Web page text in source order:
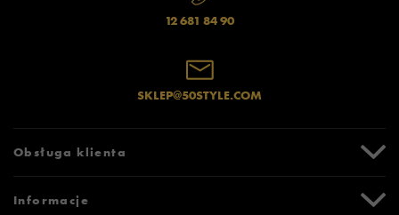
12 681 84 90
SKLEP@50STYLE.COM
Obsługa klienta
Zwroty i reklamacje
Informacje